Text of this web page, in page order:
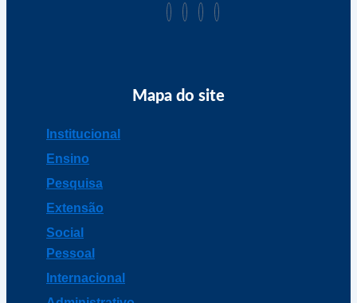
Mapa do site
Institucional
Ensino
Pesquisa
Extensão
Social
Pessoal
Internacional